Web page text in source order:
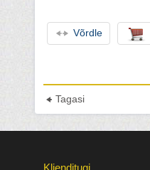
Võrdle
Tagasi
Klienditugi